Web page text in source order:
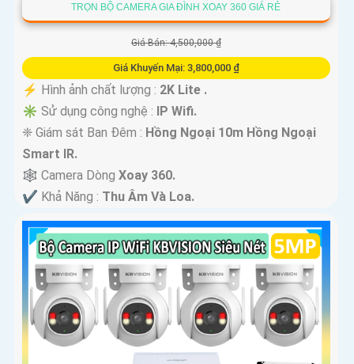
TRỌN BỘ CAMERA GIA ĐÌNH XOAY 360 GIÁ RẺ
Giá Bán: 4,500,000 ₫
Giá Khuyến Mại: 3,800,000 ₫
️⚡ Hình ảnh chất lượng : 2K Lite .
✳️ Sử dụng công nghệ : IP Wifi.
❈ Giám sát Ban Đêm : Hồng Ngoại 10m Hồng Ngoại
Smart IR.
🕸️ Camera Dòng Xoay 360.
️✔️ Khả Năng : Thu Âm Và Loa.